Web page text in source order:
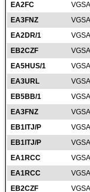
EA2FC
EA3FNZ
EA2DR/1
EB2CZF
EA5HUS/1
EA3URL
EB5BB/1
EA3FNZ
EB1ITJ/P
EB1ITJ/P
EA1RCC
EA1RCC
EB2CZF